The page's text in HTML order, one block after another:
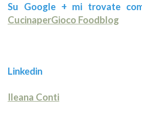
Su Google + mi trovate
CucinaperGioco Foodblog
Linkedin
Ileana Conti